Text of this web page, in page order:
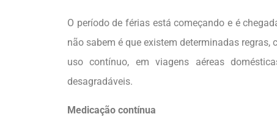
O período de férias está começando e é
não sabem é que existem determinadas
uso contínuo, em viagens aéreas
desagradáveis.
Medicação contínua